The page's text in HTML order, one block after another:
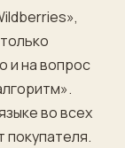
и на вопрос
во всех
покупателя.